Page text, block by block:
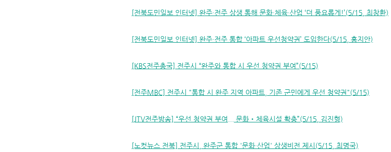
[전북도민일보 인터넷] 완주·전주 상생 통해 문화·체육·산업 ‘더 풍요롭게!’(5/15, 최창환)
[전북도민일보 인터넷] 완주·전주 통합 ‘아파트 우선청약권’ 도입한다(5/15, 홍지안)
[KBS전주총국] 전주시 “완주와 통합 시 우선 청약권 부여”(5/15)
[전주MBC] 전주시 "통합 시 완주 지역 아파트, 기존 군민에게 우선 청약권"(5/15)
[JTV전주방송] “우선 청약권 부여... 문화‧체육시설 확충”(5/15, 김진형)
[노컷뉴스 전북] 전주시, 완주군 통합 '문화·산업' 상생비전 제시(5/15, 최명국)